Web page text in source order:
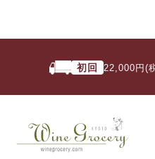
初回 22,000円(税